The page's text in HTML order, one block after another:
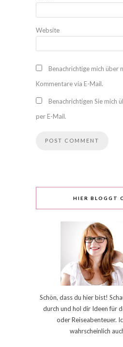
Website
Benachrichtige mich über
Kommentare via E-Mail.
Benachrichtigen Sie mich
per E-Mail.
HIER BLOGGT
Schön, dass du hier bist!
durch und hol dir Ideen für
oder Reiseabenteuer.
wahrscheinlich